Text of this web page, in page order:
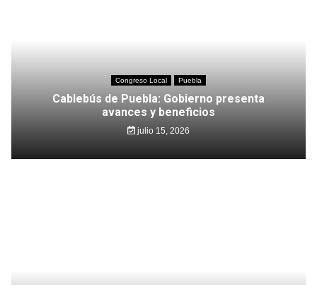
Congreso Local Puebla
Cablebús de Puebla: Gobierno presenta
avances y beneficios
julio 15, 2026